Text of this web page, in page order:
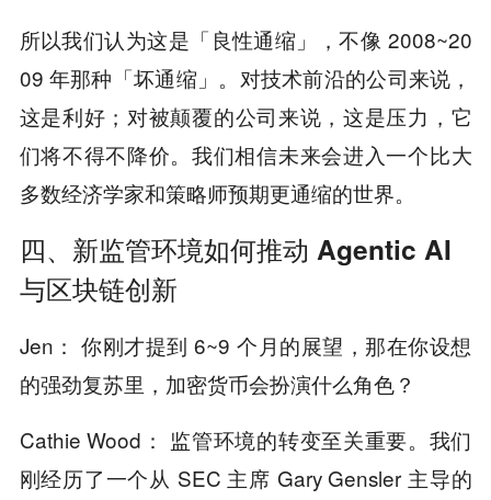
所以我们认为这是「良性通缩」，不像 2008~20
09 年那种「坏通缩」。对技术前沿的公司来说，
这是利好；对被颠覆的公司来说，这是压力，它
们将不得不降价。我们相信未来会进入一个比大
多数经济学家和策略师预期更通缩的世界。
四、新监管环境如何推动 Agentic AI
与区块链创新
Jen： 你刚才提到 6~9 个月的展望，那在你设想
的强劲复苏里，加密货币会扮演什么角色？
Cathie Wood： 监管环境的转变至关重要。我们
刚经历了一个从 SEC 主席 Gary Gensler 主导的